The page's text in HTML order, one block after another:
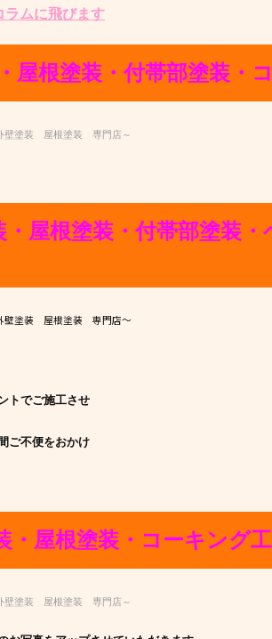
ラムに飛びます
根塗装・付帯部塗装・
塗装 屋根塗装 専門店～
屋根塗装・付帯部塗装・
塗装 屋根塗装 専門店～
トでご施工させ
ご不便をおかけ
屋根塗装・コーキング
塗装 屋根塗装 専門店～